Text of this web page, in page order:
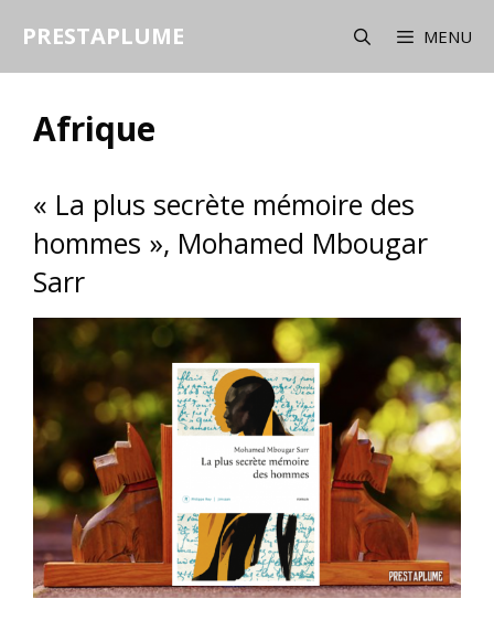
PRESTAPLUME MENU
Afrique
« La plus secrète mémoire des
hommes », Mohamed Mbougar
Sarr